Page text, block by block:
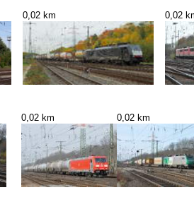
0,02 km 0,02
0,02 km 0,02 km